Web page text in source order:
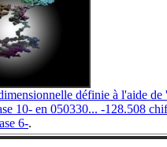
définie à l'aide de
10- en 050330... -128.508
6-.